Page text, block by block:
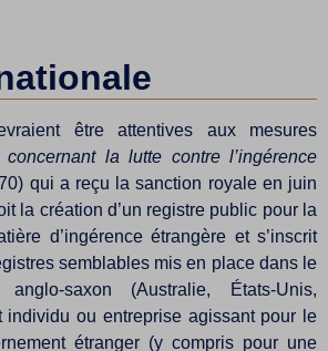
être attentives aux mesures
concernant la lutte contre l’ingérence
qui a reçu la sanction royale en juin
la création d’un registre public pour la
d’ingérence étrangère et s’inscrit
semblables mis en place dans le
saxon (Australie, États-Unis,
individu ou entreprise agissant pour le
étranger (y compris pour une